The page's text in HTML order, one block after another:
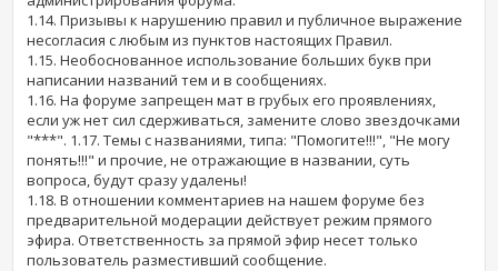
1.14. Призывы к нарушению правил и публичное выражение
несогласия с любым из пунктов настоящих Правил.
1.15. Необоснованное использование больших букв при
написании названий тем и в сообщениях.
1.16. На форуме запрещен мат в грубых его проявлениях,
если уж нет сил сдерживаться, замените слово звездочками
"***". 1.17. Темы с названиями, типа: "Помогите!!!", "Не могу
понять!!!" и прочие, не отражающие в названии, суть
вопроса, будут сразу удалены!
1.18. В отношении комментариев на нашем форуме без
предварительной модерации действует режим прямого
эфира. Ответственность за прямой эфир несет только
пользователь разместивший сообщение.